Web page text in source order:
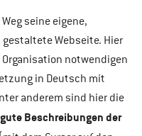
seine eigene,
Webseite. Hier
notwendigen
in Deutsch mit
anderem sind hier die
Beschreibungen der